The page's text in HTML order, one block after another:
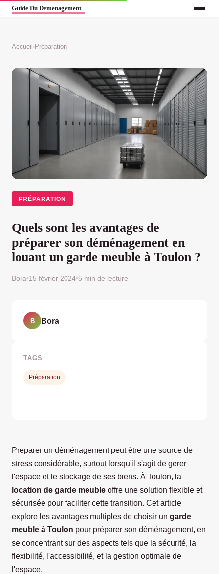
Accueil ›Préparation
PRÉPARATION
Quels sont les avantages de
préparer son déménagement en
louant un garde meuble à Toulon ?
Bora•15 février 2024•5 min de lecture
Préparer un déménagement peut être une source de
stress considérable, surtout lorsqu'il s'agit de gérer
l'espace et le stockage de ses biens. À Toulon, la
location de garde meuble offre une solution flexible et
sécurisée pour faciliter cette transition. Cet article
explore les avantages multiples de choisir un garde
meuble à Toulon pour préparer son déménagement, en
se concentrant sur des aspects tels que la sécurité, la
flexibilité, l'accessibilité, et la gestion optimale de
l'espace.
B Bora
TAGS
Préparation